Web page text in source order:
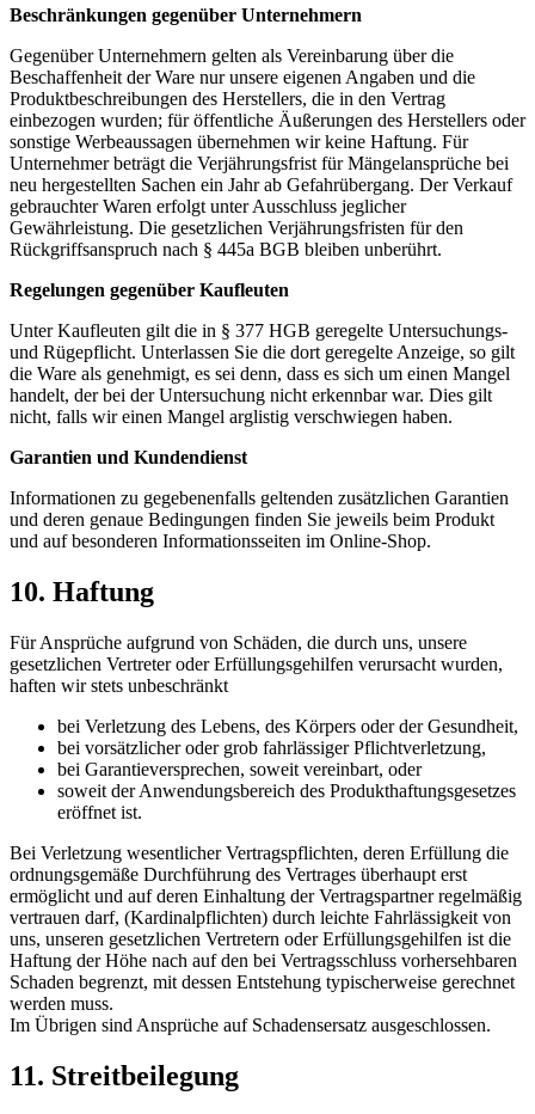
Beschränkungen gegenüber Unternehmern
Gegenüber Unternehmern gelten als Vereinbarung über die
Beschaffenheit der Ware nur unsere eigenen Angaben und die
Produktbeschreibungen des Herstellers, die in den Vertrag
einbezogen wurden; für öffentliche Äußerungen des Herstellers oder
sonstige Werbeaussagen übernehmen wir keine Haftung. Für
Unternehmer beträgt die Verjährungsfrist für Mängelansprüche bei
neu hergestellten Sachen ein Jahr ab Gefahrübergang. Der Verkauf
gebrauchter Waren erfolgt unter Ausschluss jeglicher
Gewährleistung. Die gesetzlichen Verjährungsfristen für den
Rückgriffsanspruch nach § 445a BGB bleiben unberührt.
Regelungen gegenüber Kaufleuten
Unter Kaufleuten gilt die in § 377 HGB geregelte Untersuchungs-
und Rügepflicht. Unterlassen Sie die dort geregelte Anzeige, so gilt
die Ware als genehmigt, es sei denn, dass es sich um einen Mangel
handelt, der bei der Untersuchung nicht erkennbar war. Dies gilt
nicht, falls wir einen Mangel arglistig verschwiegen haben.
Garantien und Kundendienst
Informationen zu gegebenenfalls geltenden zusätzlichen Garantien
und deren genaue Bedingungen finden Sie jeweils beim Produkt
und auf besonderen Informationsseiten im Online-Shop.
10. Haftung​​​​​​​
Für Ansprüche aufgrund von Schäden, die durch uns, unsere
gesetzlichen Vertreter oder Erfüllungsgehilfen verursacht wurden,
haften wir stets unbeschränkt
bei Verletzung des Lebens, des Körpers oder der Gesundheit,
bei vorsätzlicher oder grob fahrlässiger Pflichtverletzung,
bei Garantieversprechen, soweit vereinbart, oder
soweit der Anwendungsbereich des Produkthaftungsgesetzes
eröffnet ist.
Bei Verletzung wesentlicher Vertragspflichten, deren Erfüllung die
ordnungsgemäße Durchführung des Vertrages überhaupt erst
ermöglicht und auf deren Einhaltung der Vertragspartner regelmäßig
vertrauen darf, (Kardinalpflichten) durch leichte Fahrlässigkeit von
uns, unseren gesetzlichen Vertretern oder Erfüllungsgehilfen ist die
Haftung der Höhe nach auf den bei Vertragsschluss vorhersehbaren
Schaden begrenzt, mit dessen Entstehung typischerweise gerechnet
werden muss.
Im Übrigen sind Ansprüche auf Schadensersatz ausgeschlossen.
11. Streitbeilegung​​​​​​​